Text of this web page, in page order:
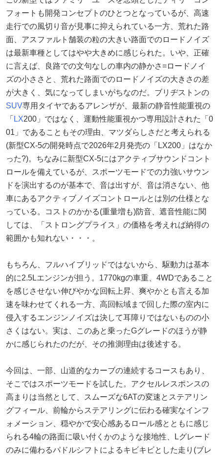
フォートも開発コンセプトのひとつとなっているが、高速
走行での風切り音が見事に抑えられている一方、荒れた路
面、アスファルト舗装の粒の大きい路面でのロードノイズ
は最新車種としてはやや大きめに感じられた。いや、正確
に言えば、良路での文句なしの車内の静かさ=ロードノイ
ズの小ささと、荒れた路面でのロードノイズの大きさの差
が大きく、気になってしまいがちなのだ。ブリヂストンの
SUV専用タイヤであるアレンザが、最新の静音性能重視の
「 LX200」ではなく、運動性能重視かつ専用設計された「0
01」であることもその理由、マツダらしさだと考えられる
(新型CX-5の開発時点で2026年2月発売の「LX200」はなか
った?)。ちなみに新型CX-5にはアクティブサウンドコント
ロールを備えているが、スポーツモードでの力強いサウン
ドを演出するのが基本で、音は出すが、音は消さない、他
車にあるアクティブノイズコントロールとは別の仕様とな
っている。コストのかかる(重量増も)防音、遮音性能に関
しては、「ストロングプライス」の価格を考えれば納得の
範囲かも知れない・・・。
もちろん、フルハイブリッドではないから、駆動力は基本
的に2.5Lエンジンが担う。1770kgの車重、4WDであること
を感じさせない伸びやかな回転上昇、爽やかとも言える加
速を味わせてくれる一方、高回転域まで回した際の室内に
侵入するエンジンノイズは決して耳障りではないものの小
さくはない。実は、このあと乗ったGグレードのほうが静
かに感じられたのだが、その推測理由は後述する。
今回は、一部、山道的なカーブの連続するコースもあり、
そこではスポーツモードを試した。アクセルレスポンスの
高まりは当然として、スムーズな6ATの変速とステアリン
グフィール、前輪からステアリングに伝わる確実なインフ
ォメーション、穏やかで安心感あるロール感とともに感じ
られる4輪の路面に吸い付くかのような接地性、Lグレード
のみに備わるパドルシフトによるキビキビとした走り(ブレ